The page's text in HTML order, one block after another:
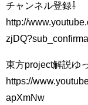
チャンネル登録⇩
http://
東方project解説ゆ
https://
apXmNw